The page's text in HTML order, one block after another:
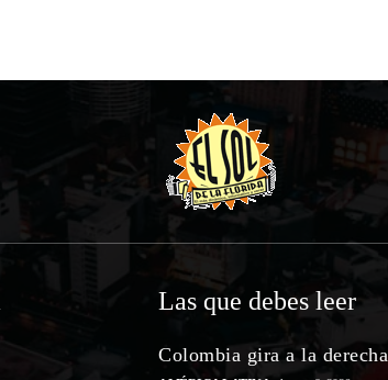
Las que debes leer
Colombia gira a la derecha